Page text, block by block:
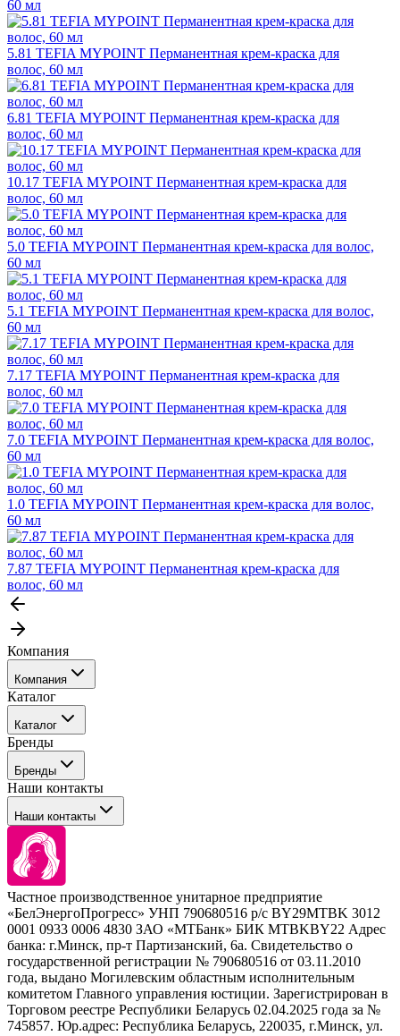
60 мл
5.81 TEFIA MYPOINT Перманентная крем-краска для
волос, 60 мл
6.81 TEFIA MYPOINT Перманентная крем-краска для
волос, 60 мл
10.17 TEFIA MYPOINT Перманентная крем-краска для
волос, 60 мл
5.0 TEFIA MYPOINT Перманентная крем-краска для волос,
60 мл
5.1 TEFIA MYPOINT Перманентная крем-краска для волос,
60 мл
7.17 TEFIA MYPOINT Перманентная крем-краска для
волос, 60 мл
7.0 TEFIA MYPOINT Перманентная крем-краска для волос,
60 мл
1.0 TEFIA MYPOINT Перманентная крем-краска для волос,
60 мл
7.87 TEFIA MYPOINT Перманентная крем-краска для
волос, 60 мл
Компания
Компания
События
Покупателю
Каталог
Каталог
Профессиональные средства для окрашивания волос
Сервисные средства
Уход
Стайлинг
Брови и ресницы
Барберинг
Наборы
Расходные материалы
Бренды
Бренды
Tefia
Concept
Kezy
Barex
Sim Sensitive
Kebren
Selective Professional
White Line
Наши контакты
Наши контакты
+ 375 44 7233514
+ 375 29 1649505
info@krasabel.by
Офис: г. Минск, ул. Тимирязева 65Б, офис 1509
Частное производственное унитарное предприятие
«БелЭнергоПрогресс» УНП 790680516 р/с BY29MTBK 3012
0001 0933 0006 4830 ЗАО «МТБанк» БИК MTBKBY22 Адрес
банка: г.Минск, пр-т Партизанский, 6а. Свидетельство о
государственной регистрации № 790680516 от 03.11.2010
года, выдано Могилевским областным исполнительным
комитетом Главного управления юстиции. Зарегистрирован в
Торговом реестре Республики Беларусь 02.04.2025 года за №
745857. Юр.адрес: Республика Беларусь, 220035, г.Минск, ул.